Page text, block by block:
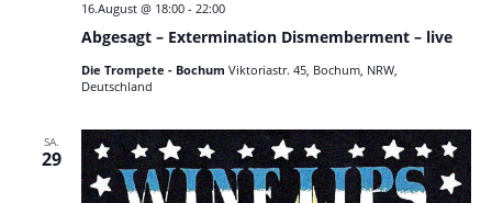
Abgesagt – Extermination Dismemberment – live
16.August @ 18:00- 22:00
Die Trompete - Bochum Viktoriastr. 45, Bochum, NRW,
Deutschland
SA.
29